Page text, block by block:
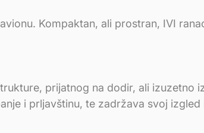
Kompaktan, ali prostran, IVI
prijatnog na dodir, ali izuzetno
i prljavštinu, te zadržava svoj izgled